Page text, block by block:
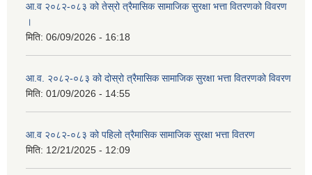
आ.व २०८२-०८३ को तेस्रो त्रैमासिक सामाजिक सुरक्षा भत्ता वितरणको विवरण
।
मिति: 06/09/2026 - 16:18
आ.व. २०८२-०८३ को दोस्रो त्रैमासिक सामाजिक सुरक्षा भत्ता वितरणको विवरण
मिति: 01/09/2026 - 14:55
आ.व २०८२-०८३ को पहिलो त्रैमासिक सामाजिक सुरक्षा भत्ता वितरण
मिति: 12/21/2025 - 12:09